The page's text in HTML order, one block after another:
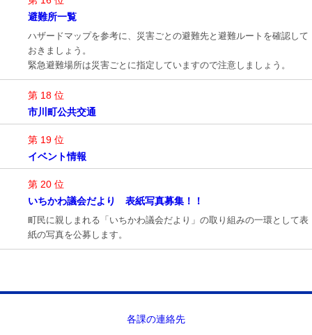
避難所一覧
ハザードマップを参考に、災害ごとの避難先と避難ルートを確認して
おきましょう。
緊急避難場所は災害ごとに指定していますので注意しましょう。
第 18 位
市川町公共交通
第 19 位
イベント情報
第 20 位
いちかわ議会だより 表紙写真募集！！
町民に親しまれる「いちかわ議会だより」の取り組みの一環として表
紙の写真を公募します。
各課の連絡先